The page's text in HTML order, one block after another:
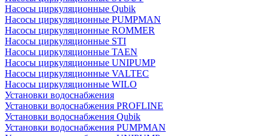
Насосы циркуляционные Qubik
Насосы циркуляционные PUMPMAN
Насосы циркуляционные ROMMER
Насосы циркуляционные STI
Насосы циркуляционные TAEN
Насосы циркуляционные UNIPUMP
Насосы циркуляционные VALTEC
Насосы циркуляционные WILO
Установки водоснабжения
Установки водоснабжения PROFLINE
Установки водоснабжения Qubik
Установки водоснабжения PUMPMAN